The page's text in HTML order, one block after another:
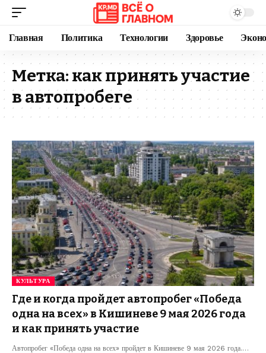
Главная Политика Технологии Здоровье
Метка: как принять участие
в автопробеге
КУЛЬТУРА
Где и когда пройдет автопробег «Победа
одна на всех» в Кишиневе 9 мая 2026 года
и как принять участие
Автопробег «Победа одна на всех» пройдет в Кишиневе 9 мая 2026 года.…